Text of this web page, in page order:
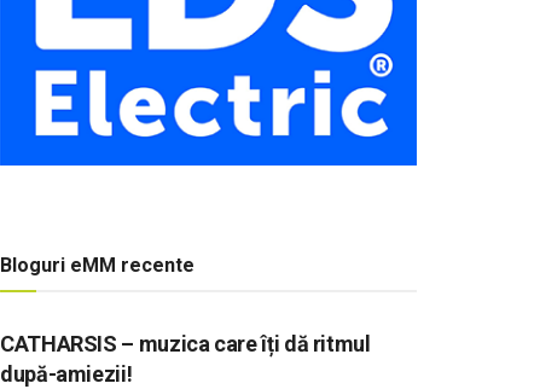
Bloguri eMM recente
CATHARSIS – muzica care îți dă ritmul
după-amiezii!